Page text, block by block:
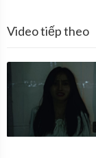
Video tiếp theo